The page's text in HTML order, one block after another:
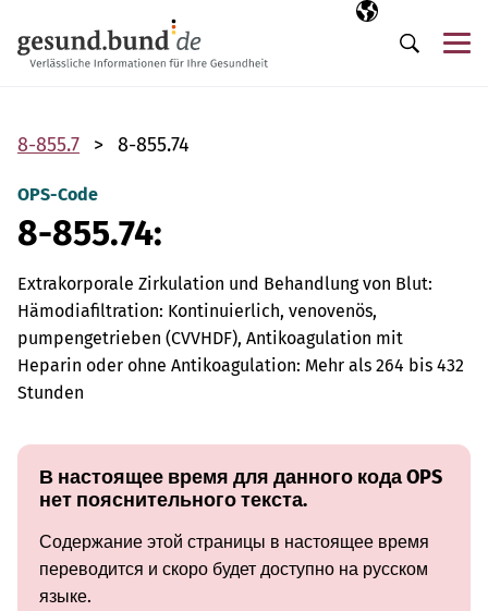
Выбранный
RU
Поиск
8-855.7 8-855.74
OPS-Code
8-855.74:
Extrakorporale Zirkulation und Behandlung von Blut:
Hämodiafiltration: Kontinuierlich, venovenös,
pumpengetrieben (CVVHDF), Antikoagulation mit
Heparin oder ohne Antikoagulation: Mehr als 264 bis 432
Stunden
В настоящее время для данного кода OPS
нет пояснительного текста.
Содержание этой страницы в настоящее время
переводится и скоро будет доступно на русском
языке.